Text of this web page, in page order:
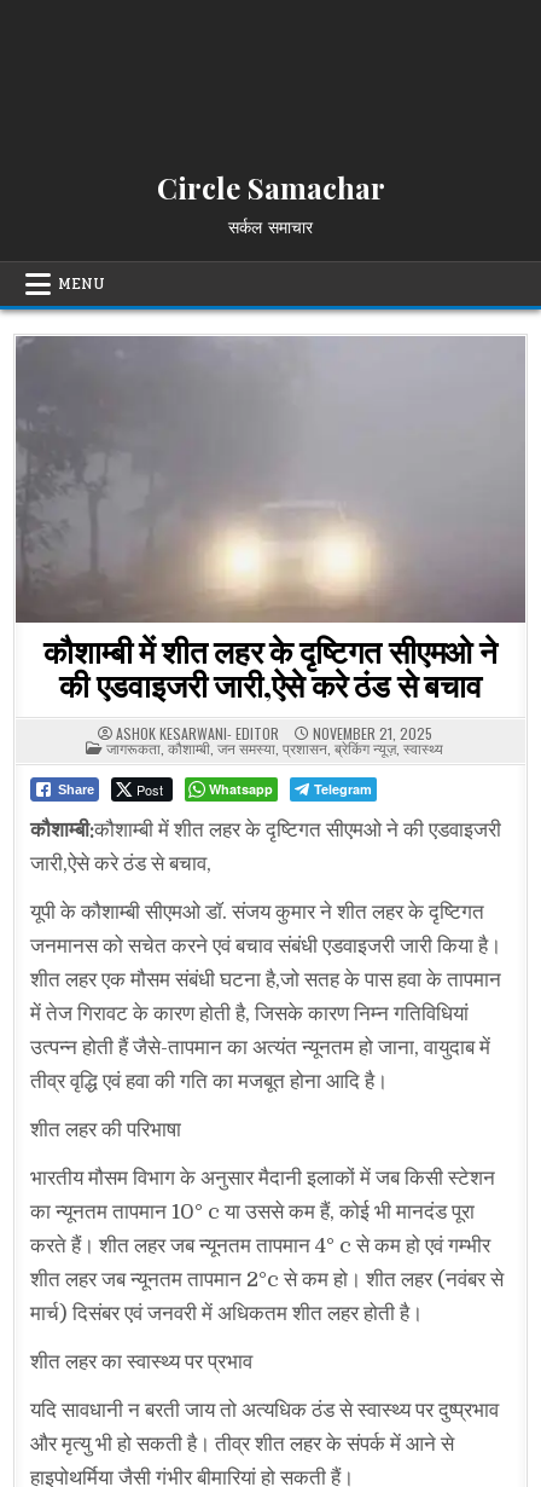
Circle Samachar
सर्कल समाचार
MENU
कौशाम्बी में शीत लहर के दृष्टिगत सीएमओ ने
की एडवाइजरी जारी,ऐसे करे ठंड से बचाव
ASHOK KESARWANI- EDITOR NOVEMBER 21, 2025
POSTED
IN
जागरूकता कौशाम्बी ,जन समस्या प्रशासन ब्रेकिंग न्यूज़,स्वास्थ्य
Share Post Whatsapp Telegram
कौशाम्बी:कौशाम्बी में शीत लहर के दृष्टिगत सीएमओ ने की एडवाइजरी
जारी,ऐसे करे ठंड से बचाव,
यूपी के कौशाम्बी सीएमओ डाॅ. संजय कुमार ने शीत लहर के दृष्टिगत
जनमानस को सचेत करने एवं बचाव संबंधी एडवाइजरी जारी किया है।
शीत लहर एक मौसम संबंधी घटना है,जो सतह के पास हवा के तापमान
में तेज गिरावट के कारण होती है, जिसके कारण निम्न गतिविधियां
उत्पन्न होती हैं जैसे-तापमान का अत्यंत न्यूनतम हो जाना, वायुदाब में
तीव्र वृद्धि एवं हवा की गति का मजबूत होना आदि है।
शीत लहर की परिभाषा
भारतीय मौसम विभाग के अनुसार मैदानी इलाकों में जब किसी स्टेशन
का न्यूनतम तापमान 10° c या उससे कम हैं, कोई भी मानदंड पूरा
करते हैं। शीत लहर जब न्यूनतम तापमान 4° c से कम हो एवं गम्भीर
शीत लहर जब न्यूनतम तापमान 2°c से कम हो। शीत लहर (नवंबर से
मार्च) दिसंबर एवं जनवरी में अधिकतम शीत लहर होती है।
शीत लहर का स्वास्थ्य पर प्रभाव
यदि सावधानी न बरती जाय तो अत्यधिक ठंड से स्वास्थ्य पर दुष्प्रभाव
और मृत्यु भी हो सकती है। तीव्र शीत लहर के संपर्क में आने से
हाइपोथर्मिया जैसी गंभीर बीमारियां हो सकती हैं।